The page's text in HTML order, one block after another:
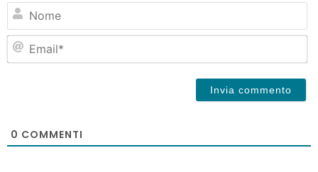
0 COMMENTI